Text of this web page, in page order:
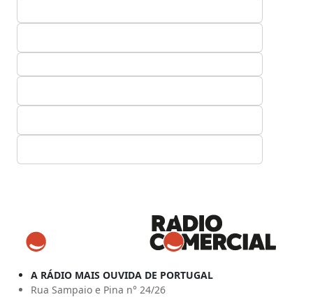
A RÁDIO MAIS OUVIDA DE PORTUGAL
Rua Sampaio e Pina n° 24/26